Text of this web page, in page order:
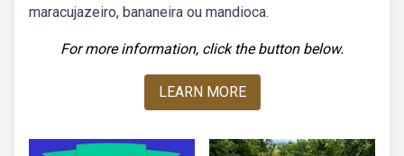
maracujazeiro, bananeira ou mandioca.
For more information, click the button below.
LEARN MORE